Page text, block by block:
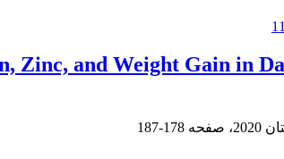
Zinc, and Weight Gain in
178-187